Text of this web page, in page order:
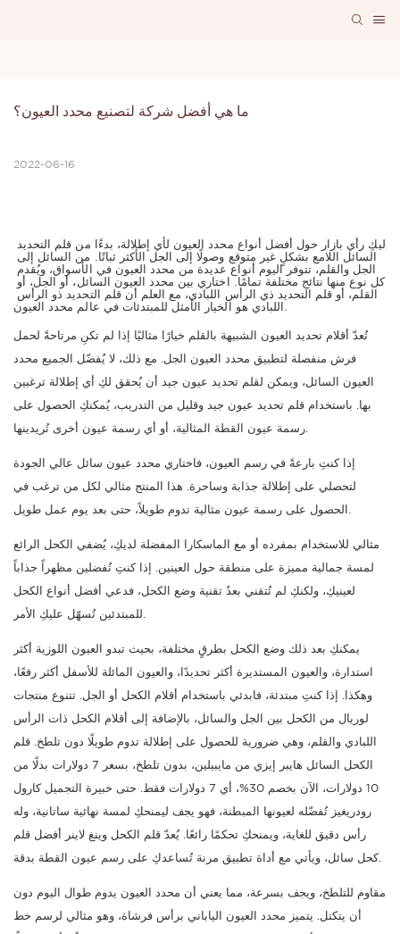
ما هي أفضل شركة لتصنيع محدد العيون؟
2022-06-16
إليكِ رأي بازار حول أفضل أنواع محدد العيون لأي إطلالة، بدءًا من قلم التحديد
السائل اللامع بشكلٍ غير متوقع وصولًا إلى الجل الأكثر ثباتًا. من السائل إلى
اللبادي هو الخيار الأمثل للمبتدئات في عالم محدد العيون.
تُعدّ أقلام تحديد العيون الشبيهة بالقلم خيارًا مثاليًا إذا لم تكنِ مرتاحةً لحمل
فرش منفصلة لتطبيق محدد العيون الجل. مع ذلك، لا يُفضّل الجميع محدد
العيون السائل، ويمكن لقلم تحديد عيون جيد أن يُحقق لكِ أي إطلالة ترغبين
بها. باستخدام قلم تحديد عيون جيد وقليل من التدريب، يُمكنكِ الحصول على
رسمة عيون القطة المثالية، أو أي رسمة عيون أخرى تُريدينها.
إذا كنتِ بارعةً في رسم العيون، فاختاري محدد عيون سائل عالي الجودة
لتحصلي على إطلالة جذابة وساحرة. هذا المنتج مثالي لكل من ترغب في
الحصول على رسمة عيون مثالية تدوم طويلاً، حتى بعد يوم عمل طويل.
مثالي للاستخدام بمفرده أو مع الماسكارا المفضلة لديكِ، يُضفي الكحل الرائع
لمسة جمالية مميزة على منطقة حول العينين. إذا كنتِ تُفضلين مظهراً جذاباً
لعينيكِ، ولكنكِ لم تُتقني بعدُ تقنية وضع الكحل، فدعي أفضل أنواع الكحل
للمبتدئين تُسهّل عليكِ الأمر.
يمكنكِ بعد ذلك وضع الكحل بطرقٍ مختلفة، بحيث تبدو العيون اللوزية أكثر
استدارة، والعيون المستديرة أكثر تحديدًا، والعيون المائلة للأسفل أكثر رفعًا،
وهكذا. إذا كنتِ مبتدئة، فابدئي باستخدام أقلام الكحل أو الجل. تتنوع منتجات
لوريال من الكحل بين الجل والسائل، بالإضافة إلى أقلام الكحل ذات الرأس
اللبادي والقلم، وهي ضرورية للحصول على إطلالة تدوم طويلًا دون تلطخ. قلم
الكحل السائل هايبر إيزي من مايبيلين، بدون تلطخ، بسعر 7 دولارات بدلًا من
10 دولارات، الآن بخصم 30%، أي 7 دولارات فقط. حتى خبيرة التجميل كارول
رودريغيز تُفضّله لعيونها المبطنة، فهو يجف ليمنحكِ لمسة نهائية ساتانية، وله
رأس دقيق للغاية، ويمنحكِ تحكمًا رائعًا. يُعدّ قلم الكحل وينغ لاينر أفضل قلم
كحل سائل، ويأتي مع أداة تطبيق مرنة تُساعدكِ على رسم عيون القطة بدقة.
مقاوم للتلطخ، ويجف بسرعة، مما يعني أن محدد العيون يدوم طوال اليوم دون
أن يتكتل. يتميز محدد العيون الياباني برأس فرشاة، وهو مثالي لرسم خط